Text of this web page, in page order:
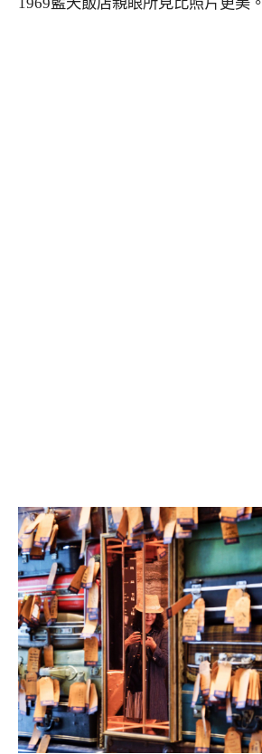
1969藍天飯店親眼所見比照片更美。